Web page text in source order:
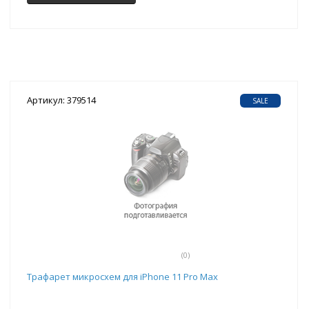
Артикул: 379514
(0)
SALE
Трафарет микросхем для iPhone 11 Pro Max